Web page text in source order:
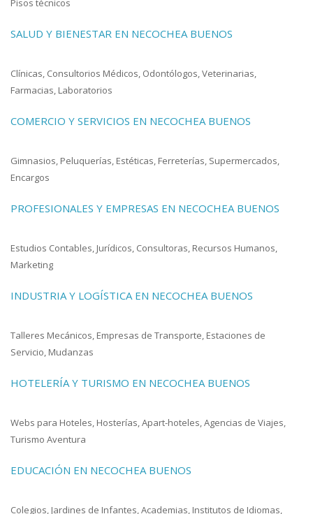
Pisos técnicos
SALUD Y BIENESTAR EN NECOCHEA BUENOS
Clínicas, Consultorios Médicos, Odontólogos, Veterinarias,
Farmacias, Laboratorios
COMERCIO Y SERVICIOS EN NECOCHEA BUENOS
Gimnasios, Peluquerías, Estéticas, Ferreterías, Supermercados,
Encargos
PROFESIONALES Y EMPRESAS EN NECOCHEA BUENOS
Estudios Contables, Jurídicos, Consultoras, Recursos Humanos,
Marketing
INDUSTRIA Y LOGÍSTICA EN NECOCHEA BUENOS
Talleres Mecánicos, Empresas de Transporte, Estaciones de
Servicio, Mudanzas
HOTELERÍA Y TURISMO EN NECOCHEA BUENOS
Webs para Hoteles, Hosterías, Apart-hoteles, Agencias de Viajes,
Turismo Aventura
EDUCACIÓN EN NECOCHEA BUENOS
Colegios, Jardines de Infantes, Academias, Institutos de Idiomas,